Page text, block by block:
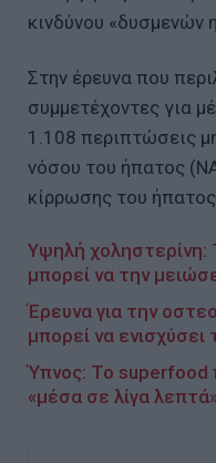
κινδύνου «δυσμενών
Στην έρευνα που
συμμετέχοντες για
1.108 περιπτώσεις
νόσου του ήπατος
κίρρωσης του
Υψηλή χοληστερίνη:
μπορεί να την
Έρευνα για την
μπορεί να
Ύπνος: Το superfood
«μέσα σε λίγα